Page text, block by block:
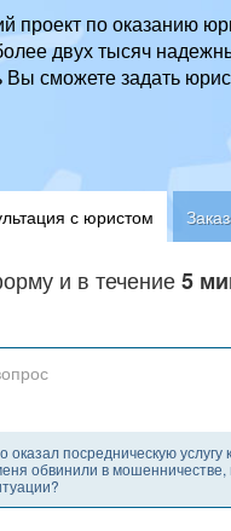
по оказанию
двух тысяч
Вы сможете задать
с юристом
и в течение5
оказал посредническую
обвинили в мошенничестве,